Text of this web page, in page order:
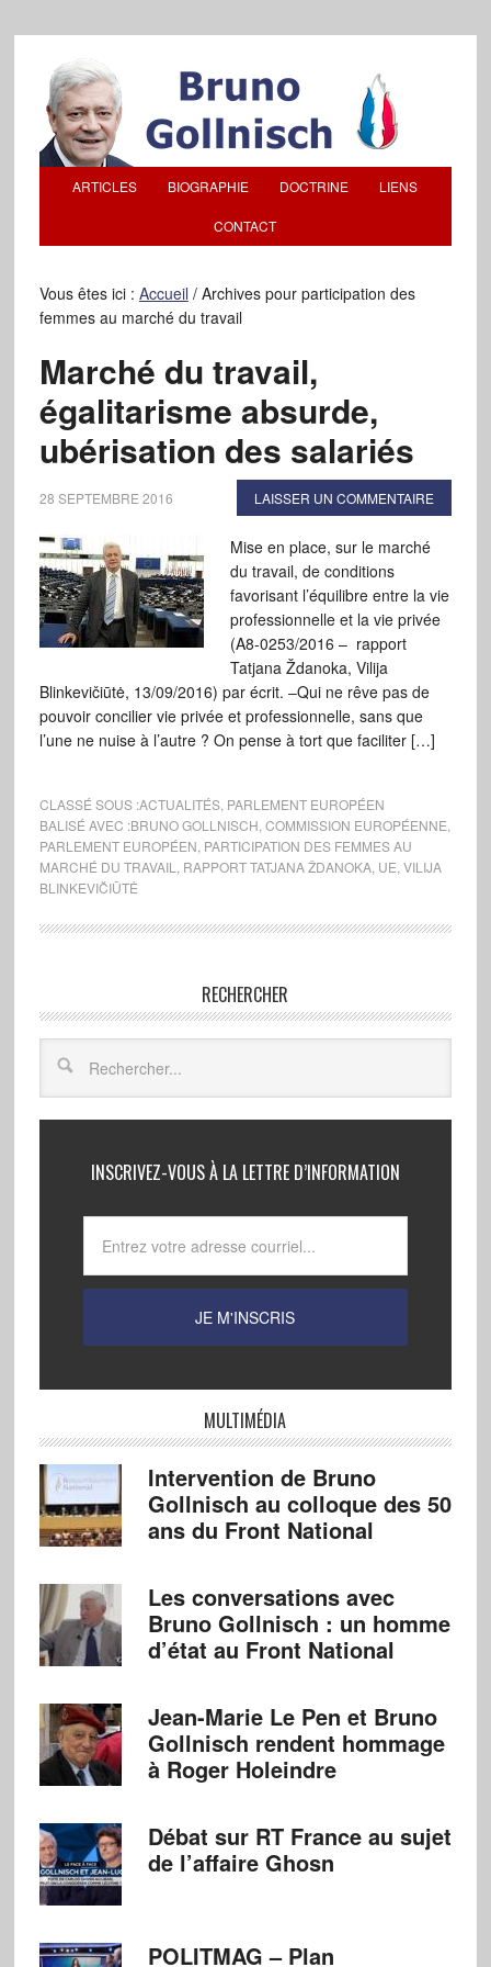
ARTICLES BIOGRAPHIE DOCTRINE LIENS
CONTACT
Vous êtes ici : Accueil /Archives pour participation des
femmes au marché du travail
Marché du travail,
égalitarisme absurde,
ubérisation des salariés
28 SEPTEMBRE 2016 LAISSER UN COMMENTAIRE
Mise en place, sur le marché
du travail, de conditions
favorisant l’équilibre entre la vie
professionnelle et la vie privée
(A8-0253/2016 – rapport
Tatjana Ždanoka, Vilija
Blinkevičiūtė, 13/09/2016) par écrit. ‒Qui ne rêve pas de
pouvoir concilier vie privée et professionnelle, sans que
l’une ne nuise à l’autre ? On pense à tort que faciliter […]
CLASSÉ SOUS :ACTUALITÉS, PARLEMENT EUROPÉEN
BALISÉ AVEC :BRUNO GOLLNISCH COMMISSION EUROPÉENNE
PARLEMENT EUROPÉEN PARTICIPATION DES FEMMES AU
MARCHÉ DU TRAVAIL
RAPPORT TATJANA ŽDANOKA, UE VILIJA
BLINKEVIČIŪTĖ
RECHERCHER
INSCRIVEZ-VOUS À LA LETTRE D’INFORMATION
MULTIMÉDIA
Intervention de Bruno
Gollnisch au colloque des 50
ans du Front National
Les conversations avec
Bruno Gollnisch : un homme
d’état au Front National
Jean-Marie Le Pen et Bruno
Gollnisch rendent hommage
à Roger Holeindre
Débat sur RT France au sujet
de l’affaire Ghosn
POLITMAG – Plan